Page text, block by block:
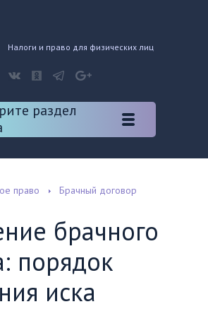
Налоги и право для физических лиц
раздел
право Брачный договор
брачного
порядок
иска